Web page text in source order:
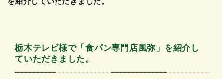
栃木テレビ様で「食パン専門店風弥」を紹介し
ていただきました。